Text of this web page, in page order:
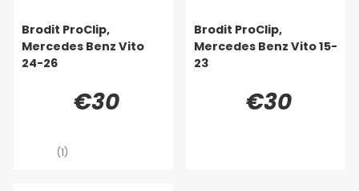
Brodit ProClip,
Mercedes Benz Vito
24-26
€30
(1)
Brodit ProClip,
Mercedes Benz Vito 15-
23
€30